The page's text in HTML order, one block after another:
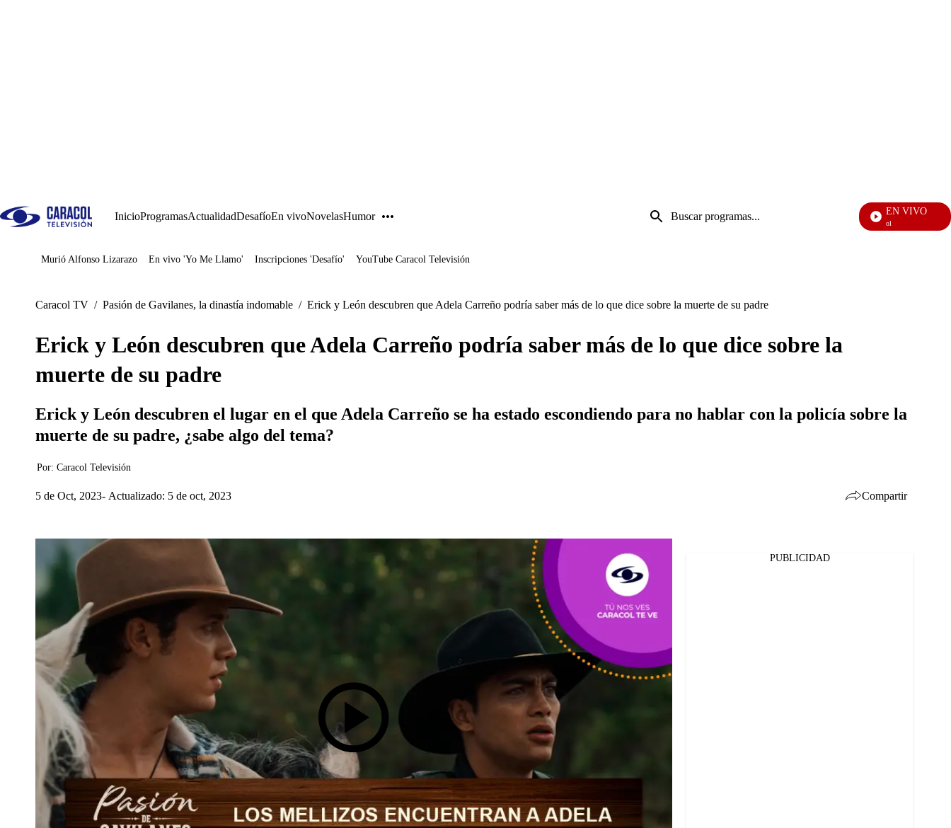
InicioProgramasActualidadDesafíoEn vivoNovelasHumor
Entrada
de
EN VIVO
Noticias Caracol
Juegos
Murió Alfonso Lizarazo En vivo 'Yo Me Llamo' Inscripciones 'Desafío' YouTube Caracol Televisión
Caracol TV / Pasión de Gavilanes, la dinastía indomable / Erick y León descubren que Adela Carreño podría saber más de lo que dice sobre la muerte de su padre
Erick y León descubren que Adela Carreño podría saber más de lo que dice sobre la
muerte de su padre
Erick y León descubren el lugar en el que Adela Carreño se ha estado escondiendo para no hablar con la policía sobre la
muerte de su padre, ¿sabe algo del tema?
Por: Caracol Televisión
5 de Oct, 2023 Actualizado: 5 de oct, 2023 Compartir
PUBLICIDAD